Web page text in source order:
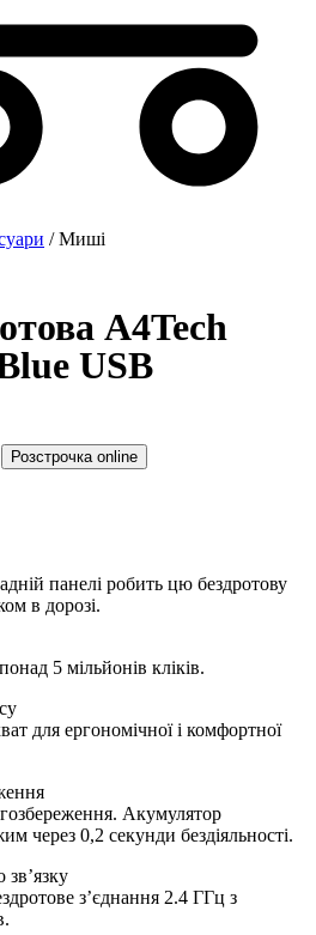
/ Миші
A4Tech
USB
Розстрочка online
панелі робить цю бездротову
в дорозі.
5 мільйонів кліків.
для ергономічної і комфортної
Акумулятор
через 0,2 секунди бездіяльності.
зв’язку
з’єднання 2.4 ГГц з